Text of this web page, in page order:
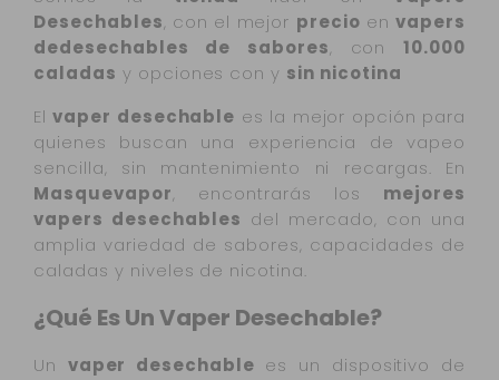
Desechables, con el mejor precio envapers
dedesechables de sabores, con10.000
caladas y opciones con y sin nicotina
Elvaper desechable es la mejor opción para
quienes buscan una experiencia de vapeo
sencilla, sin mantenimiento ni recargas. En
Masquevapor, encontrarás los mejores
vapers desechables del mercado, con una
amplia variedad de sabores, capacidades de
caladas y niveles de nicotina.
¿Qué Es Un Vaper Desechable?
Un vaper desechable es un dispositivo de